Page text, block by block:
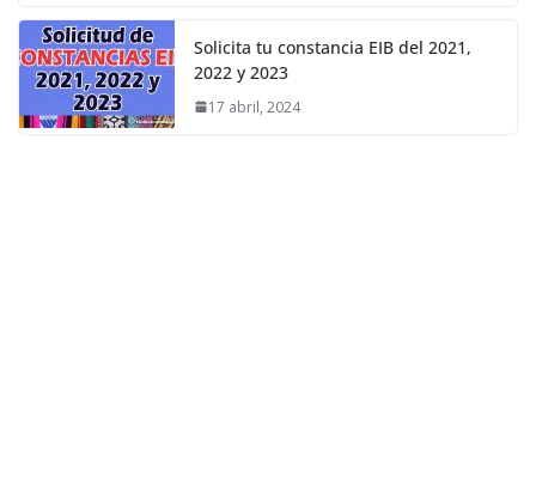
Solicita tu constancia EIB del 2021,
2022 y 2023
17 abril, 2024